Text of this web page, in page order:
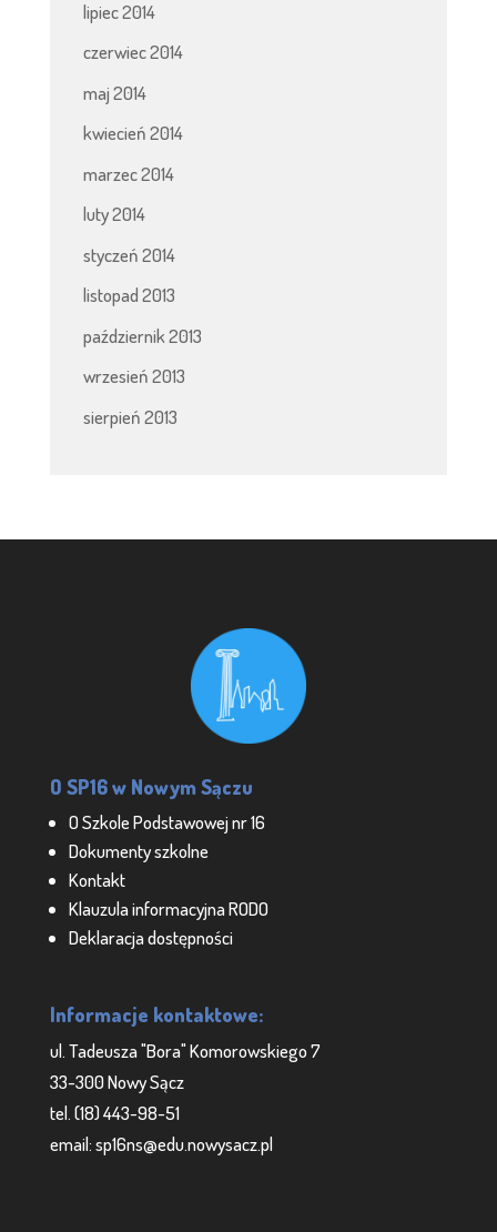
lipiec 2014
czerwiec 2014
maj 2014
kwiecień 2014
marzec 2014
luty 2014
styczeń 2014
listopad 2013
październik 2013
wrzesień 2013
sierpień 2013
O SP16 w Nowym Sączu
O Szkole Podstawowej nr 16
Dokumenty szkolne
Kontakt
Klauzula informacyjna RODO
Deklaracja dostępności
Informacje kontaktowe:
ul. Tadeusza "Bora" Komorowskiego 7
33-300 Nowy Sącz
tel. (18) 443-98-51
email: sp16ns@edu.nowysacz.pl